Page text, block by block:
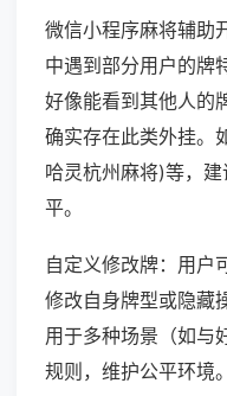
微信小程序麻将辅助
中遇到部分用户的牌
好像能看到其他人的
确实存在此类外挂。
哈灵杭州麻将)等，
平。
自定义修改牌：用户
修改自身牌型或隐藏
用于多种场景（如与
规则，维护公平环境。